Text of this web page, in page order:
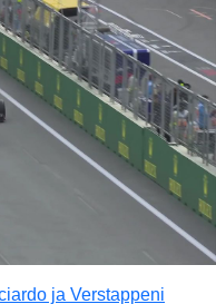
ja Verstappeni